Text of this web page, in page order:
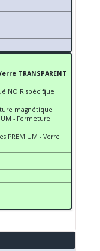
TRANSPARENT
NOIR spécifique
magnétique
- Fermeture
PREMIUM - Verre